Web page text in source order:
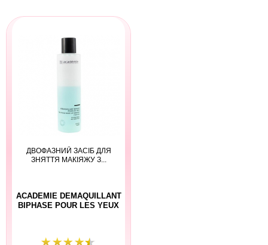
ДВОФАЗНИЙ ЗАСІБ ДЛЯ
ЗНЯТТЯ МАКІЯЖУ З...
ACADEMIE DEMAQUILLANT
BIPHASE POUR LES YEUX